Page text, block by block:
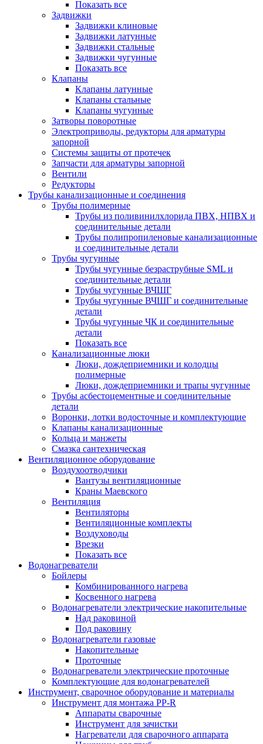
Показать все
Задвижки
Задвижки клиновые
Задвижки латунные
Задвижки стальные
Задвижки чугунные
Показать все
Клапаны
Клапаны латунные
Клапаны стальные
Клапаны чугунные
Затворы поворотные
Электроприводы, редукторы для арматуры
запорной
Системы защиты от протечек
Запчасти для арматуры запорной
Вентили
Редукторы
Трубы канализационные и соединения
Трубы полимерные
Трубы из поливинилхлорида ПВХ, НПВХ и
соединительные детали
Трубы полипропиленовые канализационные
и соединительные детали
Трубы чугунные
Трубы чугунные безраструбные SML и
соединительные детали
Трубы чугунные ВЧШГ
Трубы чугунные ВЧШГ и соединительные
детали
Трубы чугунные ЧК и соединительные
детали
Показать все
Канализационные люки
Люки, дождеприемники и колодцы
полимерные
Люки, дождеприемники и трапы чугунные
Трубы асбестоцементные и соединительные
детали
Воронки, лотки водосточные и комплектующие
Клапаны канализационные
Кольца и манжеты
Смазка сантехническая
Вентиляционное оборудование
Воздухоотводчики
Вантузы вентиляционные
Краны Маевского
Вентиляция
Вентиляторы
Вентиляционные комплекты
Воздуховоды
Врезки
Показать все
Водонагреватели
Бойлеры
Комбинированного нагрева
Косвенного нагрева
Водонагреватели электрические накопительные
Над раковиной
Под раковину
Водонагреватели газовые
Накопительные
Проточные
Водонагреватели электрические проточные
Комплектующие для водонагревателей
Инструмент, сварочное оборудование и материалы
Инструмент для монтажа PP-R
Аппараты сварочные
Инструмент для зачистки
Нагреватели для сварочного аппарата